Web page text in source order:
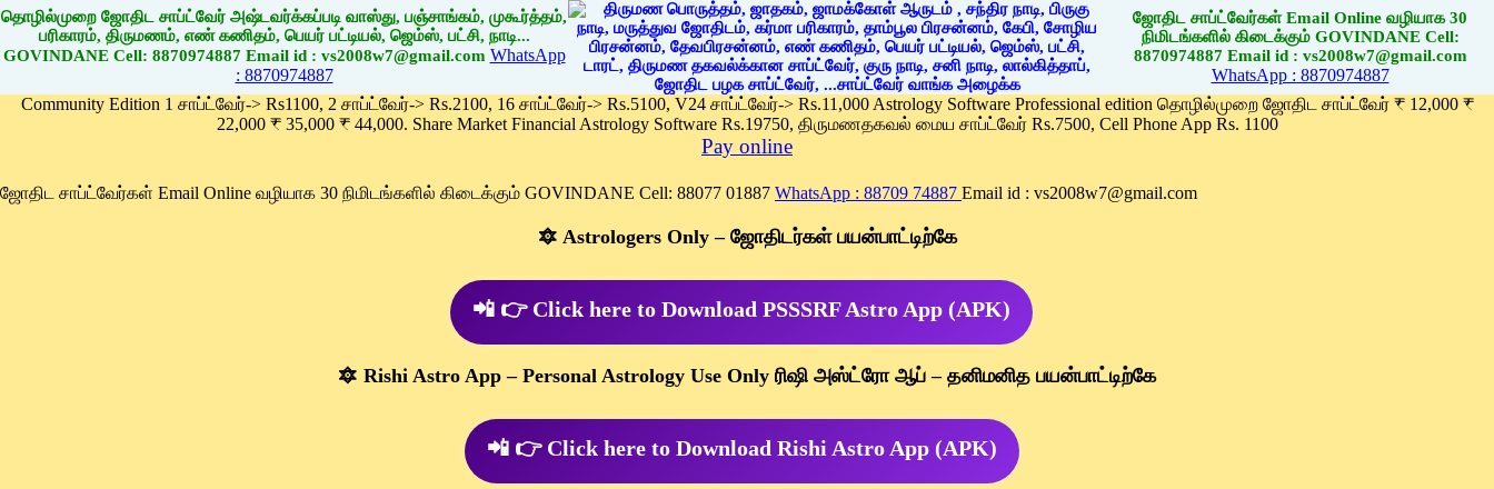
தொழில்முறை ஜோதிட சாப்ட்வேர் அஷ்டவர்க்கப்படி வாஸ்து, பஞ்சாங்கம், முகூர்த்தம்,
பரிகாரம், திருமணம், எண் கணிதம், பெயர் பட்டியல், ஜெம்ஸ், பட்சி, நாடி...
GOVINDANE Cell: 8870974887 Email id : vs2008w7@gmail.com WhatsApp
: 8870974887
ஜோதிட சாப்ட்வேர்கள் Email Online வழியாக 30
நிமிடங்களில் கிடைக்கும் GOVINDANE Cell:
8870974887 Email id : vs2008w7@gmail.com
WhatsApp : 8870974887
Community Edition 1 சாப்ட்வேர்-> Rs1100, 2 சாப்ட்வேர்-> Rs.2100, 16 சாப்ட்வேர்-> Rs.5100, V24 சாப்ட்வேர்-> Rs.11,000 Astrology Software Professional edition தொழில்முறை ஜோதிட சாப்ட்வேர் ₹ 12,000 ₹
22,000 ₹ 35,000 ₹ 44,000. Share Market Financial Astrology Software Rs.19750, திருமணதகவல் மைய சாப்ட்வேர் Rs.7500, Cell Phone App Rs. 1100
Pay online
ஜோதிட சாப்ட்வேர்கள் Email Online வழியாக 30 நிமிடங்களில் கிடைக்கும் GOVINDANE Cell: 88077 01887 WhatsApp : 88709 74887 Email id : vs2008w7@gmail.com
🔯 Astrologers Only – ஜோதிடர்கள் பயன்பாட்டிற்கே
📲 👉 Click here to Download PSSSRF Astro App (APK)
🔯 Rishi Astro App – Personal Astrology Use Only ரிஷி அஸ்ட்ரோ ஆப் – தனிமனித பயன்பாட்டிற்கே
📲 👉 Click here to Download Rishi Astro App (APK)